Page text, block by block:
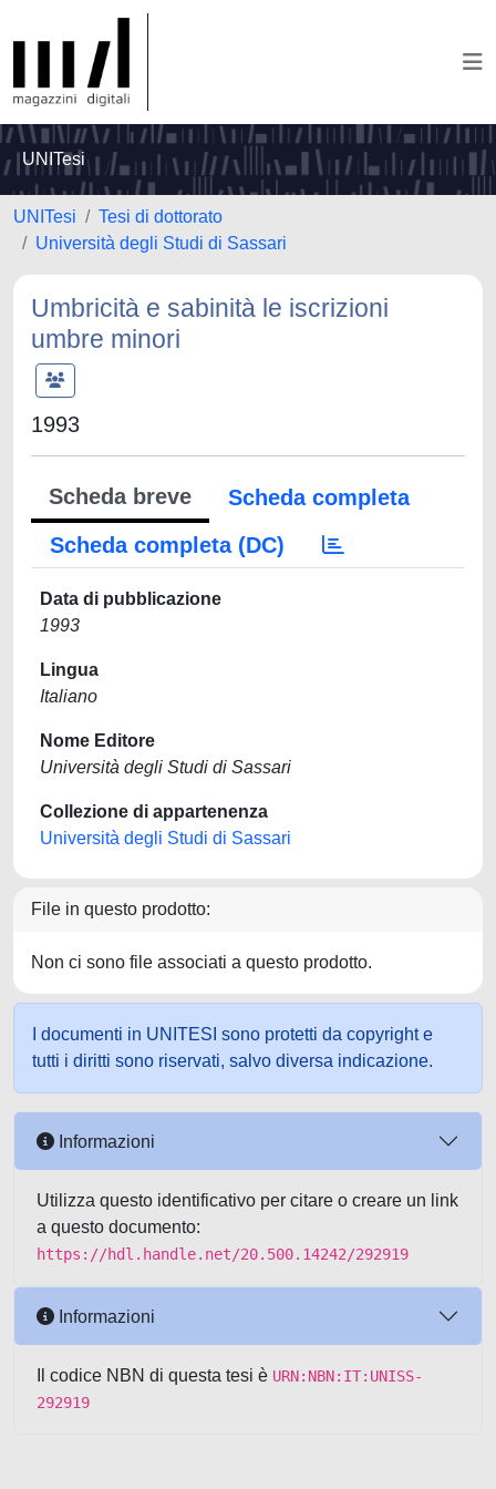
UNITesi
UNITesi
Tesi di dottorato
Università degli Studi di Sassari
Umbricità e sabinità le iscrizioni
umbre minori
1993
Scheda breve
Scheda completa
Scheda completa (DC)
Data di pubblicazione
1993
Lingua
Italiano
Nome Editore
Università degli Studi di Sassari
Collezione di appartenenza
Università degli Studi di Sassari
File in questo prodotto:
Non ci sono file associati a questo prodotto.
I documenti in UNITESI sono protetti da copyright e
tutti i diritti sono riservati, salvo diversa indicazione.
Informazioni
Utilizza questo identificativo per citare o creare un link
a questo documento:
https://hdl.handle.net/20.500.14242/292919
Informazioni
Il codice NBN di questa tesi è URN:NBN:IT:UNISS-
292919